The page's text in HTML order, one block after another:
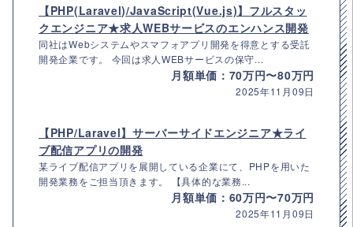
【PHP(Laravel)/JavaScript(Vue.js)】フルスタッ
クエンジニア★求人WEBサービスのエンハンス開発
同社はWebシステムやスマフォアプリ開発を得意とする受託
開発企業です。 今回は求人WEBサービスの保守...
月額単価：70万円〜80万円
2025年11月09日
【PHP/Laravel】サーバーサイドエンジニア★ライ
ブ配信アプリの開発
某ライブ配信アプリを展開している企業にて、PHPを用いた
開発業務をご担当頂きます。 【具体的な業務...
月額単価：60万円〜70万円
2025年11月09日